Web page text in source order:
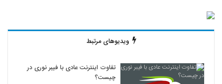
ویدیوهای مرتبط
تفاوت اینترنت عادی با فیبر نوری در
چیست؟